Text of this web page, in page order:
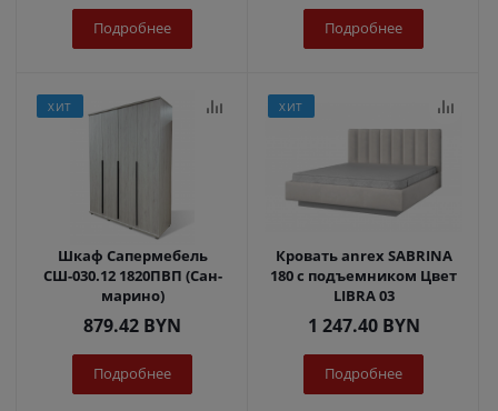
Подробнее Подробнее
ХИТ
Шкаф Сапермебель
СШ-030.12 1820ПВП (Сан-
марино)
879.42 BYN
Подробнее
ХИТ
Кровать anrex SABRINA
180 с подъемником Цвет
LIBRA 03
1 247.40BYN
Подробнее